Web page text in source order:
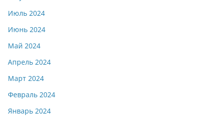
Июль 2024
Июнь 2024
Май 2024
Апрель 2024
Март 2024
Февраль 2024
Январь 2024